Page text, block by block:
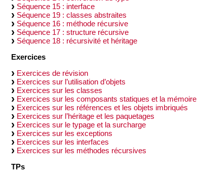
Séquence 15 : interface
Séquence 19 : classes abstraites
Séquence 16 : méthode récursive
Séquence 17 : structure récursive
Séquence 18 : récursivité et héritage
Exercices
Exercices de révision
Exercices sur l’utilisation d’objets
Exercices sur les classes
Exercices sur les composants statiques et la mémoire
Exercices sur les références et les objets imbriqués
Exercices sur l’héritage et les paquetages
Exercices sur le typage et la surcharge
Exercices sur les exceptions
Exercices sur les interfaces
Exercices sur les méthodes récursives
TPs